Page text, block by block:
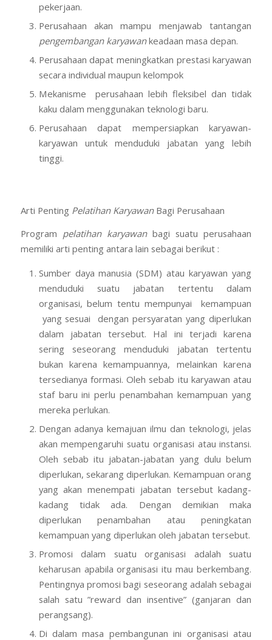
pekerjaan.
Perusahaan akan mampu menjawab tantangan
pengembangan karyawankeadaan masa depan.
Perusahaan dapat meningkatkan prestasi karyawan
secara individual maupun kelompok
Mekanisme perusahaan lebih fleksibel dan tidak
kaku dalam menggunakan teknologi baru.
Perusahaan dapat mempersiapkan karyawan-
karyawan untuk menduduki jabatan yang lebih
tinggi.
Arti Penting Pelatihan KaryawanBagi Perusahaan
Program pelatihan karyawanbagi suatu perusahaan
memiliki arti penting antara lain sebagai berikut :
Sumber daya manusia (SDM) atau karyawan yang
menduduki suatu jabatan tertentu dalam
organisasi, belum tentu mempunyai kemampuan
yang sesuai dengan persyaratan yang diperlukan
dalam jabatan tersebut. Hal ini terjadi karena
sering seseorang menduduki jabatan tertentu
bukan karena kemampuannya, melainkan karena
tersedianya formasi. Oleh sebab itu karyawan atau
staf baru ini perlu penambahan kemampuan yang
mereka perlukan.
Dengan adanya kemajuan ilmu dan teknologi, jelas
akan mempengaruhi suatu organisasi atau instansi.
Oleh sebab itu jabatan-jabatan yang dulu belum
diperlukan, sekarang diperlukan. Kemampuan orang
yang akan menempati jabatan tersebut kadang-
kadang tidak ada. Dengan demikian maka
diperlukan penambahan atau peningkatan
kemampuan yang diperlukan oleh jabatan tersebut.
Promosi dalam suatu organisasi adalah suatu
keharusan apabila organisasi itu mau berkembang.
Pentingnya promosi bagi seseorang adalah sebagai
salah satu ”reward dan insentive” (ganjaran dan
perangsang).
Di dalam masa pembangunan ini organisasi atau